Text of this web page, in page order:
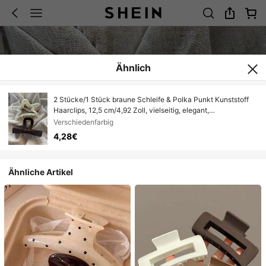
Ähnlich
2 Stücke/1 Stück braune Schleife & Polka Punkt Kunststoff
Haarclips, 12,5 cm/4,92 Zoll, vielseitig, elegant,
minimalistischer Stil, geeignet für Alltag, lässig, Party,
Pendeln, Strand, Dutt, Pferdeschwanz, Gesichtswäsche,
Make-up, Outfit Accessoire Sommer Haarklammern Strand
Verschiedenfarbig
4,28€
Ähnliche Artikel